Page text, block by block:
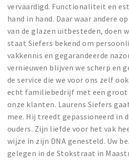
Baroniepoorten
Sport
Andere City Apps
Inloggen
vervaardigd. Functionaliteit en
hand in hand. Daar waar andere
van de glazen uitbesteden, doen
staat Siefers bekend om
vakkennis en gegarandeerde
vernieuwen blijven we scherp en
de service die we voor ons zelf
echt familiebedrijf met een groot
onze klanten. Laurens Siefers
mee. Hij treedt gepassioneerd in
ouders. Zijn liefde voor het vak
wijze in zijn DNA genesteld. Uw
gelegen in de Stokstraat in